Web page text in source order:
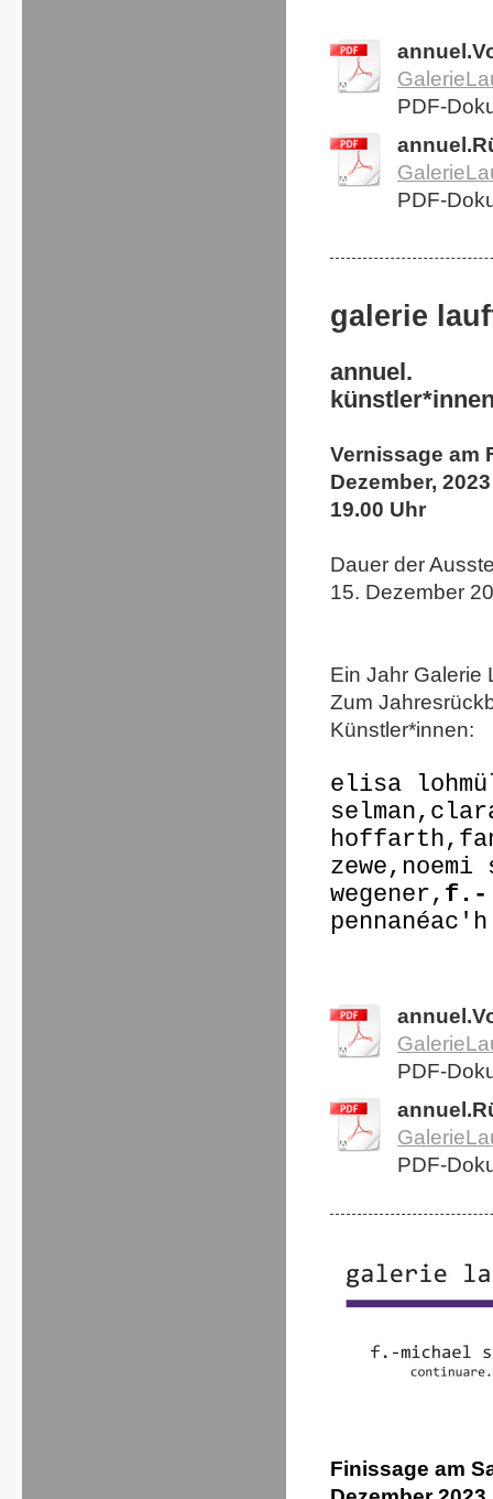
PDF-
PDF-
galerie
annuel.
Vernissage am
Dezember, 2023
19.00 Uhr
Dauer der
15. Dezember
Ein Jahr Galerie
Zum
Künstler*innen:
elisa
wegener, f.-
pennanéac'h
PDF-
PDF-
Finissage am